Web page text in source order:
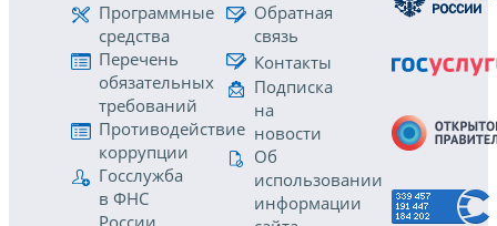
Программные
средства
Перечень
обязательных
требований
Противодействие
коррупции
Госслужба
в ФНС
Обратная
связь
Контакты
Подписка
на
новости
Об
использовании
информации